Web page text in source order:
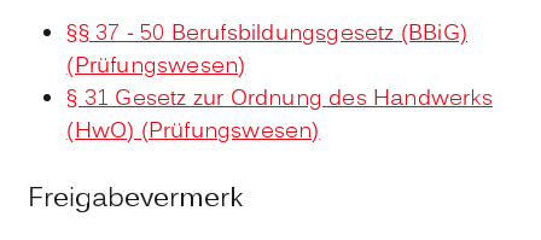
§§ 37 - 50 Berufsbildungsgesetz (BBiG)
(Prüfungswesen)
§ 31 Gesetz zur Ordnung des Handwerks
(HwO) (Prüfungswesen)
Freigabevermerk